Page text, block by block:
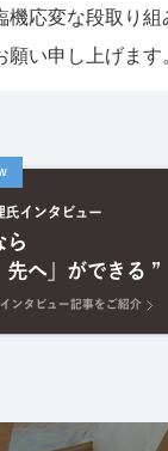
機応変な段取り組
い申し上げます